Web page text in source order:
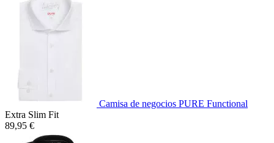
Camisa de negocios PURE Functional
Extra Slim Fit
89,95 €